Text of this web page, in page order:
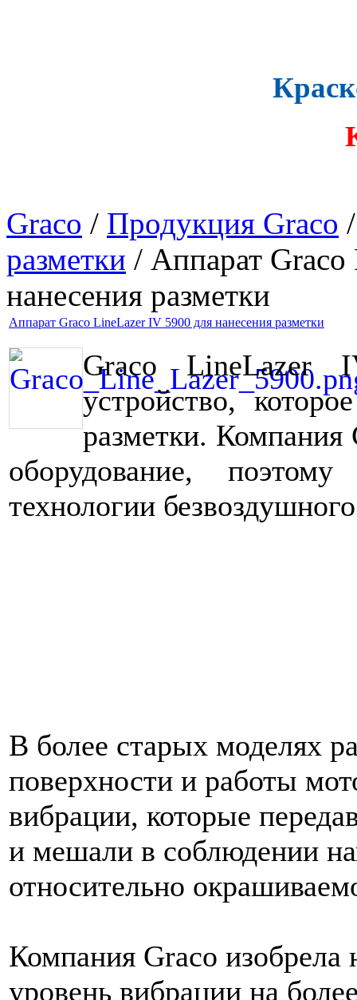
Graco / Продукция Graco
разметки / Аппарат
нанесения разметки
Аппарат Graco LineLazer IV 5900 для нанесения разметки
Graco LineLazer
устройство,
разметки. Компания
оборудование,
технологии
В более старых моделях
поверхности и работы
вибрации, которые
и мешали в соблюдении
относительно
Компания Graco изобрела
уровень вибрации на